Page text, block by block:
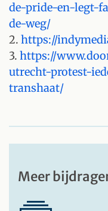
de-pride-en-legt-
de-weg/
2. https://
3. https://
utrecht-protest-
transhaat/
Meer